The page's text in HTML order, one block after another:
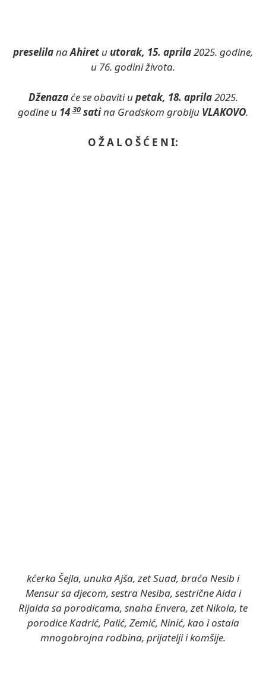
preselilanaAhiretu utorak, 15. aprila2025. godine,
u 76. godini života.
Dženazaće se obaviti upetak, 18. aprila2025.
godine u 14 30 satina Gradskom groblju VLAKOVO.
O Ž A L O Š Ć E N I:
kćerka Šejla, unuka Ajša, zet Suad, braća Nesib i
Mensur sa djecom, sestra Nesiba, sestrične Aida i
Rijalda sa porodicama, snaha Envera, zet Nikola, te
porodice Kadrić, Palić, Zemić, Ninić, kao i ostala
mnogobrojna rodbina, prijatelji i komšije.